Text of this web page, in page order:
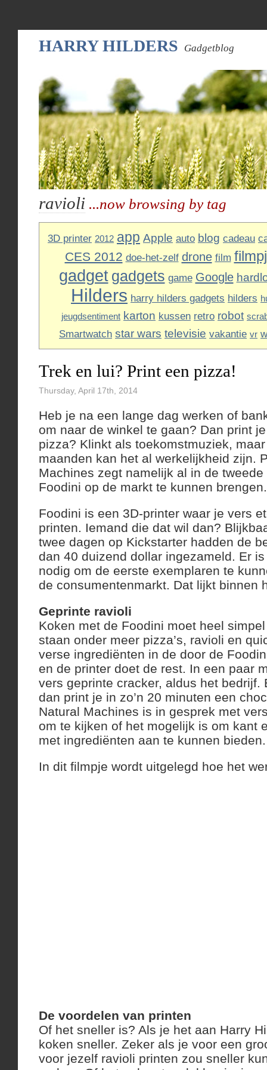
HARRY HILDERS Gadgetblog
ravioli ...now browsing by tag
3D printer 2012 app Apple auto blog cadeau
CES 2012 doe-het-zelf drone film
gadget gadgets game Google
Hilders harry hilders gadgets hilders
jeugdsentiment karton kussen retro robot
Smartwatch star wars televisie vakantie vr
Trek en lui? Print een pizza!
Thursday, April 17th, 2014
Heb je na een lange dag werken of
om naar de winkel te gaan? Dan print
pizza? Klinkt als toekomstmuziek,
maanden kan het al werkelijkheid zijn.
Machines zegt namelijk al in de
Foodini op de markt te kunnen brengen.
Foodini is een 3D-printer waar je vers
printen. Iemand die dat wil dan?
twee dagen op Kickstarter hadden de
dan 40 duizend dollar ingezameld. Er
nodig om de eerste exemplaren te
de consumentenmarkt. Dat lijkt binnen
Geprinte ravioli
Koken met de Foodini moet heel
staan onder meer pizza’s, ravioli en
verse ingrediënten in de door de
en de printer doet de rest. In een paar
vers geprinte cracker, aldus het bedrijf.
dan print je in zo’n 20 minuten een
Natural Machines is in gesprek met
om te kijken of het mogelijk is om kant
met ingrediënten aan te kunnen bieden.
In dit filmpje wordt uitgelegd hoe het
De voordelen van printen
Of het sneller is? Als je het aan Harry
koken sneller. Zeker als je voor een
voor jezelf ravioli printen zou sneller